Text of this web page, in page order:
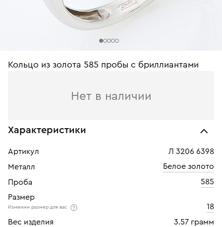
Кольцо из золота 585 пробы c бриллиантами
Нет в наличии
Характеристики
Артикул
Л 3206 6398
Металл
Белое золото
Проба
585
Размер
Изменим размер для вас
18
Вес изделия
3.57 грамм